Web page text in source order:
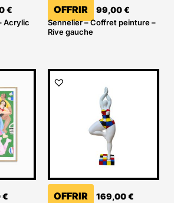
€
Acrylic
OFFRIR 99,00€
Sennelier – Coffret peinture –
Rive gauche
€ OFFRIR 169,00€